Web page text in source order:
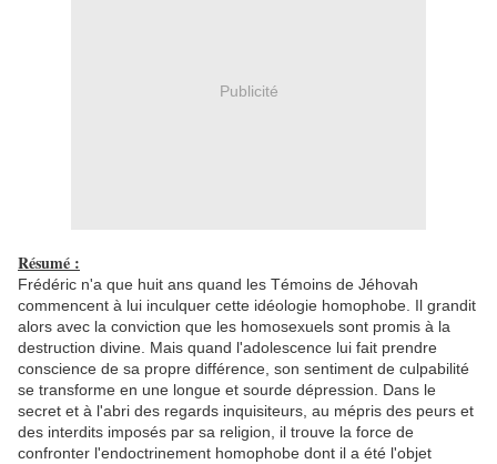
Publicité
Résumé :
Frédéric n'a que huit ans quand les Témoins de Jéhovah
commencent à lui inculquer cette idéologie homophobe. Il grandit
alors avec la conviction que les homosexuels sont promis à la
destruction divine. Mais quand l'adolescence lui fait prendre
conscience de sa propre différence, son sentiment de culpabilité
se transforme en une longue et sourde dépression. Dans le
secret et à l'abri des regards inquisiteurs, au mépris des peurs et
des interdits imposés par sa religion, il trouve la force de
confronter l'endoctrinement homophobe dont il a été l'objet